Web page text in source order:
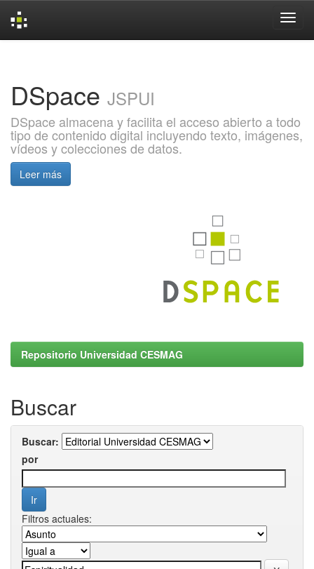
DSpace JSPUI
DSpace almacena y facilita el acceso abierto a todo
tipo de contenido digital incluyendo texto, imágenes,
vídeos y colecciones de datos.
Leer más
Repositorio Universidad CESMAG
Buscar
Buscar:
por
Filtros actuales: